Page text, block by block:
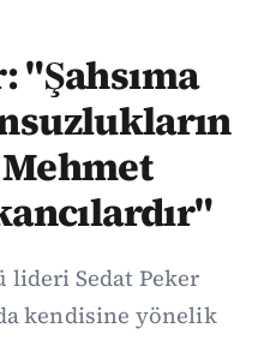
"Şahsıma
lideri Sedat Peker
kendisine yönelik